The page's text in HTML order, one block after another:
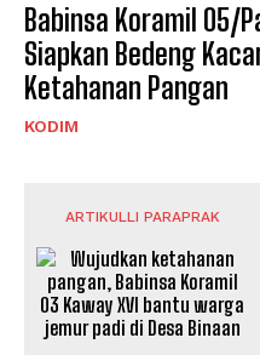
Babinsa Koramil 05/
Siapkan Bedeng
Ketahanan Pangan
KODIM
ARTIKULLI PARAPRAK